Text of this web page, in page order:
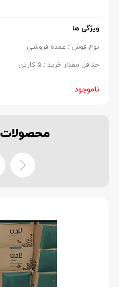
ویژگی ها
نوع فوش : عمده فروشی
حداقل مقدار خرید : 5 کارتن
ناموجود
محصولات